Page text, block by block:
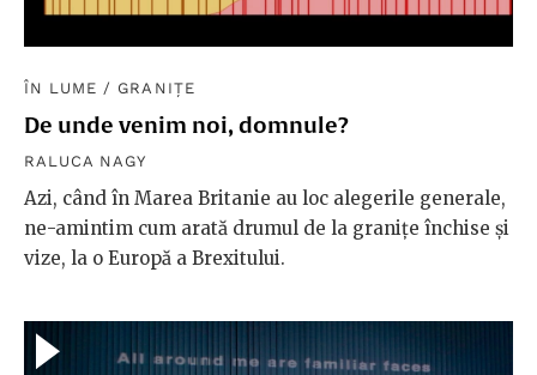
ÎN LUME / GRANIȚE
De unde venim noi, domnule?
RALUCA NAGY
Azi, când în Marea Britanie au loc alegerile generale,
ne-amintim cum arată drumul de la granițe închise și
vize, la o Europă a Brexitului.